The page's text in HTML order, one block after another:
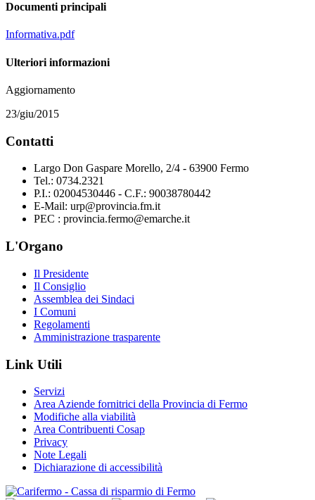
Documenti principali
Informativa.pdf
Ulteriori informazioni
Aggiornamento
23/giu/2015
Contatti
Largo Don Gaspare Morello, 2/4 - 63900 Fermo
Tel.: 0734.2321
P.I.: 02004530446 - C.F.: 90038780442
E-Mail: urp@provincia.fm.it
PEC : provincia.fermo@emarche.it
L'Organo
Il Presidente
Il Consiglio
Assemblea dei Sindaci
I Comuni
Regolamenti
Amministrazione trasparente
Link Utili
Servizi
Area Aziende fornitrici della Provincia di Fermo
Modifiche alla viabilità
Area Contribuenti Cosap
Privacy
Note Legali
Dichiarazione di accessibilità